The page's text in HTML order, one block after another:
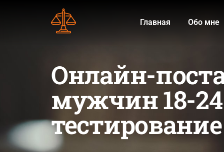
Главная Обо мне
Онлайн-
мужчин 18-24
тестирование